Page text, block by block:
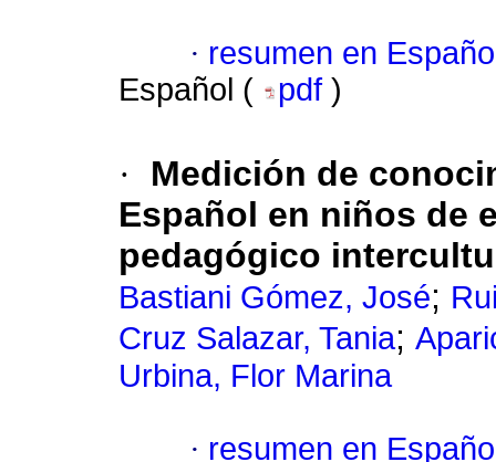
· resumen en
Español (
pdf )
·
Medición de
Español en niños de
pedagógico
Bastiani Gómez, José;
Cruz Salazar, Tania;
Urbina, Flor Marina
· resumen en